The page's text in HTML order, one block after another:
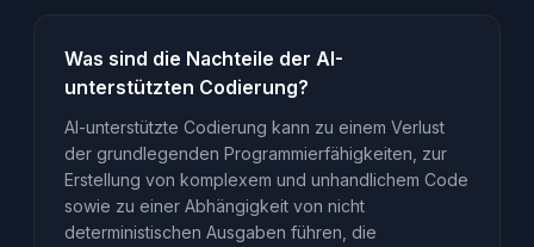
Was sind die Nachteile der AI-
unterstützten Codierung?
AI-unterstützte Codierung kann zu einem Verlust
der grundlegenden Programmierfähigkeiten, zur
Erstellung von komplexem und unhandlichem Code
sowie zu einer Abhängigkeit von nicht
deterministischen Ausgaben führen, die